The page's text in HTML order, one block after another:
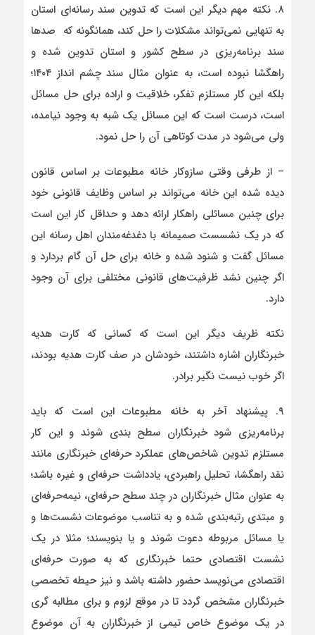
۸. نکته مهم دیگر این است که تدوین سند رسانه‌ای استان
به تنهایی نمی‌تواند مشکلات را حل کند، همانگونه که صدها
سند برنامه‌ریزی در سطح کشور و استان تدوین شده و
راهگشا نبوده است، به عنوان مثال سند چشم انداز ۱۴۰۴؛
بلکه این کار مستلزم تفکر، خلاقیت و اراده برای حل مسائل
است، درست است که این مسائل یک شبه به وجود نیامده،
ولی می‌شود در مدت کوتاهی آن را حل نمود.
– از طرفی وقتی سازوکار خانه مطبوعات بر اساس قانون
دیده شده این خانه می‌تواند بر اساس وظایف قانونی خود
برای چنین مسائلی راهکار ارائه دهد و حداقل کار این است
که در یک نشسست صمیمانه با دغدغه‌مندان اهل رسانه این
مسائل گفت و شنود شده و خانه برای حل آن گام بردارد و
اگر چنین نشد ظرفیت‌های قانونی مختلفی برای آن وجود
دارد.
نکته ظریف دیگر این است که کسانی که کارت هدیه
خبرنگاران اشاره داشتند، خودشان در صف کارت هدیه بودند،
اگر خوب نیست نگیر برادر.
۹. پیشنهاد آخر به خانه مطبوعات این است که باید
برنامه‌ریزی شود خبرنگاران سطح بندی شوند و این کار
مستلزم تدوین شاخص‌های عملکرد حرفه‌ای خبرنگاری مانند
نقد راهگشا، تحلیل راهبردی، یادداشت حرفه‌ای و غیره باشد؛
به عنوان مثال خبرنگاران در چند سطح حرفه‌ای، نیمه‌حرفه‌ای
و مبتدی رتبه‌بندی‌ شده و به تناسب موضوعات نشست‌ها و
یا مسائل مربوطه دعوت شوند و یا بنویسند؛ مثلا در یک
نشست اقتصادی حتما خبرنگاری که به صورت حرفه‌ای
اقتصادی می‌نویسد حضور داشته باشد و نیز حیطه تخصصی
خبرنگاران مشخص گردد تا در موقع لزوم و برای مطالبه گری
در یک موضوع خاص تیمی از خبرنگاران به آن موضوع